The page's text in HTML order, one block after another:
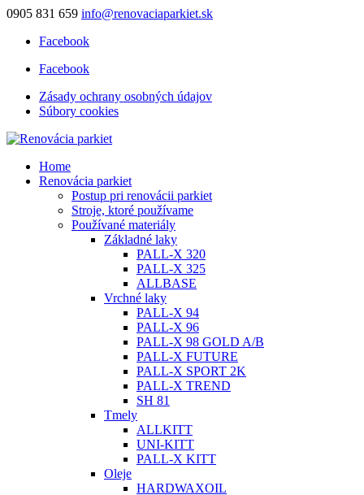
0905 831 659 info@renovaciaparkiet.sk
Facebook
Facebook
Zásady ochrany osobných údajov
Súbory cookies
Home
Renovácia parkiet
Postup pri renovácii parkiet
Stroje, ktoré používame
Používané materiály
Základné laky
PALL-X 320
PALL-X 325
ALLBASE
Vrchné laky
PALL-X 94
PALL-X 96
PALL-X 98 GOLD A/B
PALL-X FUTURE
PALL-X SPORT 2K
PALL-X TREND
SH 81
Tmely
ALLKITT
UNI-KITT
PALL-X KITT
Oleje
HARDWAXOIL